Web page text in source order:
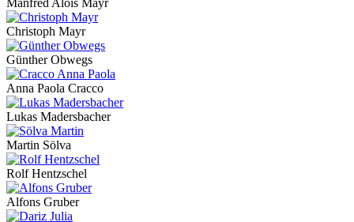
Christoph Mayr
Günther Obwegs
Anna Paola Cracco
Lukas Madersbacher
Martin Sölva
Rolf Hentzschel
Alfons Gruber